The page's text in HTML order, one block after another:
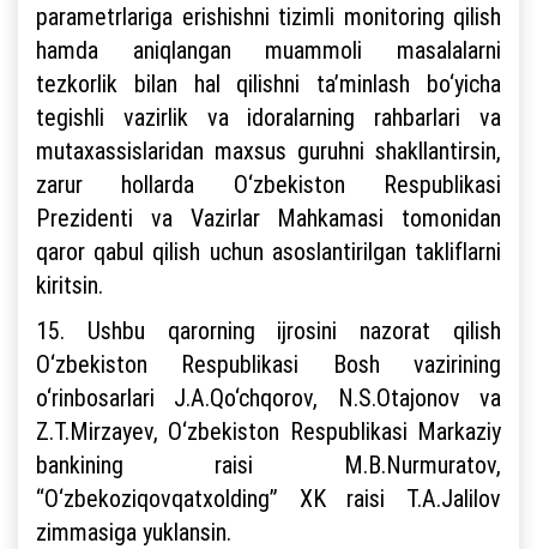
parametrlariga erishishni tizimli monitoring qilish
hamda aniqlangan muammoli masalalarni
tezkorlik bilan hal qilishni ta’minlash bo‘yicha
tegishli vazirlik va idoralarning rahbarlari va
mutaxassislaridan maxsus guruhni shakllantirsin,
zarur hollarda O‘zbekiston Respublikasi
Prezidenti va Vazirlar Mahkamasi tomonidan
qaror qabul qilish uchun asoslantirilgan takliflarni
kiritsin.
15. Ushbu qarorning ijrosini nazorat qilish
O‘zbekiston Respublikasi Bosh vazirining
o‘rinbosarlari J.A.Qo‘chqorov, N.S.Otajonov va
Z.T.Mirzayev, O‘zbekiston Respublikasi Markaziy
bankining raisi M.B.Nurmuratov,
“O‘zbekoziqovqatxolding” XK raisi T.A.Jalilov
zimmasiga yuklansin.